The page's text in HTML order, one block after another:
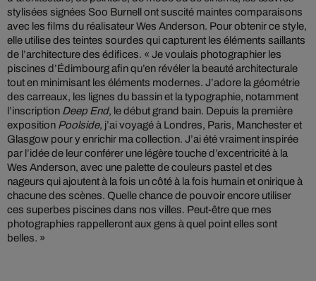
stylisées signées Soo Burnell ont suscité maintes comparaisons
avec les films du réalisateur Wes Anderson. Pour obtenir ce style,
elle utilise des teintes sourdes qui capturent les éléments saillants
de l’architecture des édifices. « Je voulais photographier les
piscines d’Édimbourg afin qu’en révéler la beauté architecturale
tout en minimisant les éléments modernes. J’adore la géométrie
des carreaux, les lignes du bassin et la typographie, notamment
l’inscription Deep End, le début grand bain. Depuis la première
exposition Poolside, j’ai voyagé à Londres, Paris, Manchester et
Glasgow pour y enrichir ma collection. J’ai été vraiment inspirée
par l’idée de leur conférer une légère touche d’excentricité à la
Wes Anderson, avec une palette de couleurs pastel et des
nageurs qui ajoutent à la fois un côté à la fois humain et onirique à
chacune des scènes. Quelle chance de pouvoir encore utiliser
ces superbes piscines dans nos villes. Peut-être que mes
photographies rappelleront aux gens à quel point elles sont
belles. »